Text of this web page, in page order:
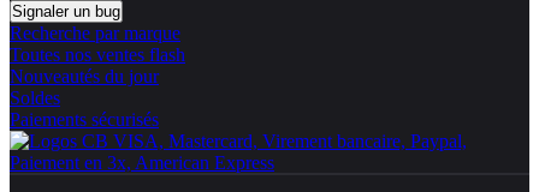
Signaler un bug
Recherche par marque
Toutes nos ventes flash
Nouveautés du jour
Soldes
Paiements sécurisés